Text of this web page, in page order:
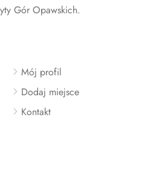
Gór Opawskich.
Mój profil
Dodaj miejsce
Kontakt